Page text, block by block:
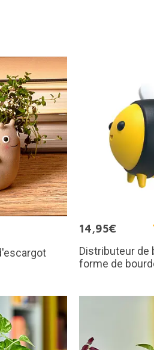
14,95€
Distributeur de
forme de